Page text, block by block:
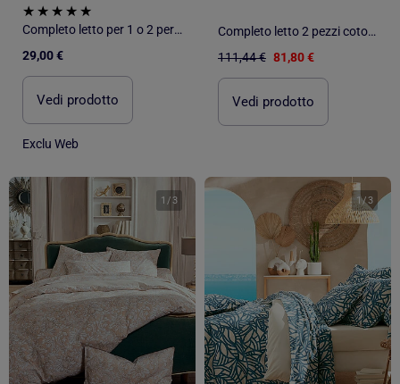
Completo letto per 1 o 2 persone in raso + 2 federe
29,00 €
Vedi prodotto
Exclu Web
Completo letto 2 pezzi cotone vegetale geometrico copripiumino + federa
111,44 € 81,80 €
Vedi prodotto
1 /3 1 /3